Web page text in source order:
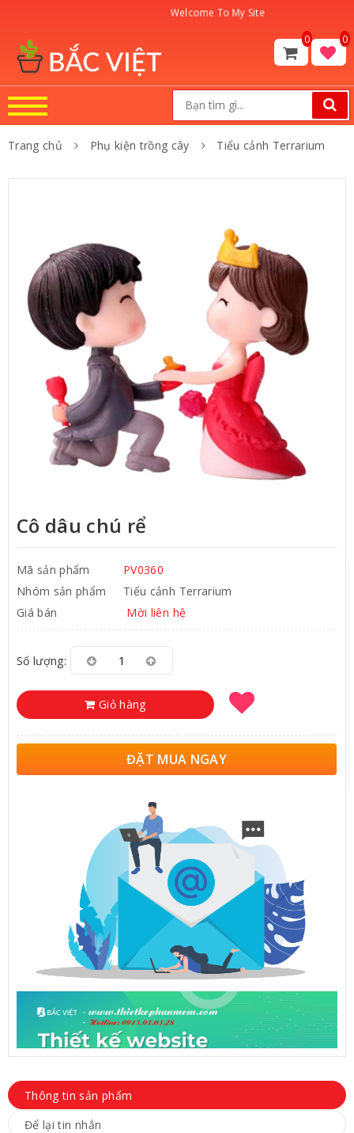
Welcome To My Site
0 0
Trang chủ Phụ kiện trồng cây Tiểu cảnh Terrarium
Cô dâu chú rể
Mã sản phẩm
PV0360
Nhóm sản phẩm
Tiểu cảnh Terrarium
Giá bán
Mời liên hệ
Số lượng:
Giỏ hàng
ĐẶT MUA NGAY
Thông tin sản phẩm
Để lại tin nhắn